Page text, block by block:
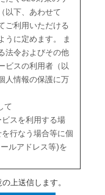
以下、あわせて
ご利用いただける
うに定めます。 ま
法令およびその他
ビスの利用者（以
人情報の保護に万
て
スを利用する場
行なう場合等に個
ルアドレス等)を
上で必要となるも
上送信します。